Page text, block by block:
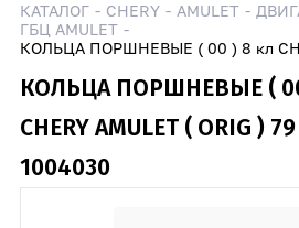
КАТАЛОГ CHERY AMULET
ГБЦ AMULET
КОЛЬЦА ПОРШНЕВЫЕ ( 00 ) 8 кл
КОЛЬЦА ПОРШНЕВЫЕ (
CHERY AMULET ( ORIG )
1004030